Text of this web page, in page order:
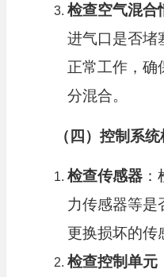
检查空气混合
进气口是否堵
正常工作，确
分混合。
（四）控制系
检查传感器：
力传感器等是
更换损坏的传
检查控制单元